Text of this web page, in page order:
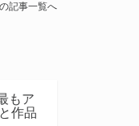
記事一覧へ
もア
作品